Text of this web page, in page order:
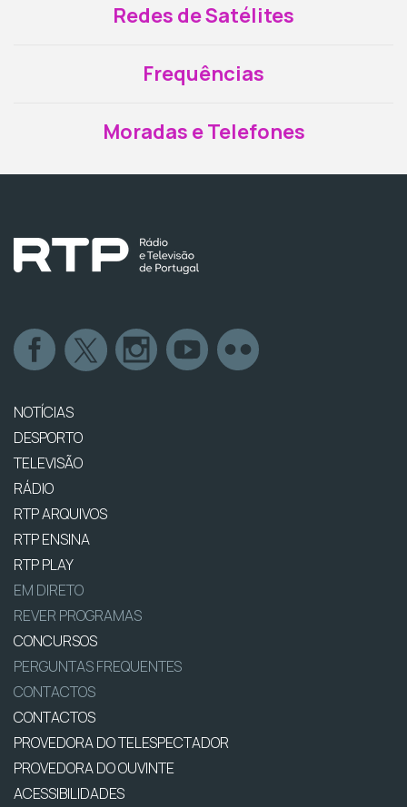
Redes de Satélites
Frequências
Moradas e Telefones
NOTÍCIAS
DESPORTO
TELEVISÃO
RÁDIO
RTP ARQUIVOS
RTP ENSINA
RTP PLAY
EM DIRETO
REVER PROGRAMAS
CONCURSOS
PERGUNTAS FREQUENTES
CONTACTOS
CONTACTOS
PROVEDORA DO TELESPECTADOR
PROVEDORA DO OUVINTE
ACESSIBILIDADES